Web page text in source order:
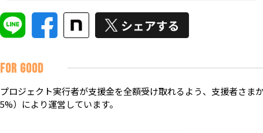
FOR GOOD
プロジェクト実行者が支援金を全額受け取れるよう、支援者さま
5%）により運営しています。